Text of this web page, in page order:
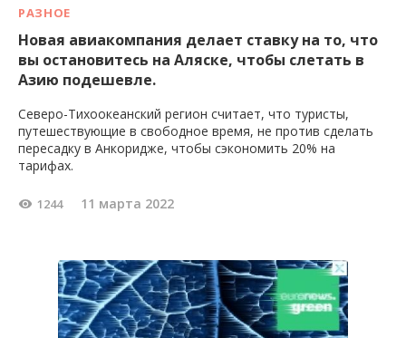
РАЗНОЕ
Новая авиакомпания делает ставку на то, что
вы остановитесь на Аляске, чтобы слетать в
Азию подешевле.
Северо-Тихоокеанский регион считает, что туристы,
путешествующие в свободное время, не против сделать
пересадку в Анкоридже, чтобы сэкономить 20% на
тарифах.
1244 11 марта 2022